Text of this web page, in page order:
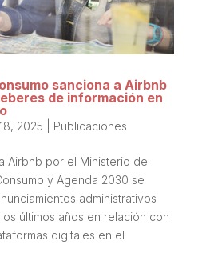
sanciona a Airbnb
de información en
2025 Publicaciones
Airbnb por el Ministerio de
y Agenda 2030 se
administrativos
últimos años en relación con
digitales en el